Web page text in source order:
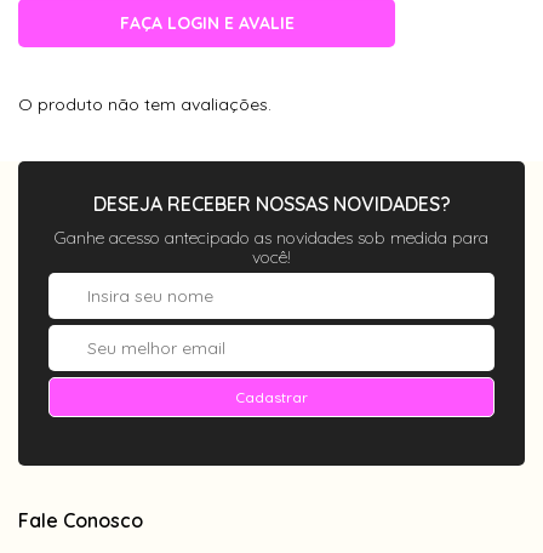
FAÇA LOGIN E AVALIE
O produto não tem avaliações.
DESEJA RECEBER NOSSAS NOVIDADES?
Ganhe acesso antecipado as novidades sob medida para
você!
Cadastrar
Fale Conosco